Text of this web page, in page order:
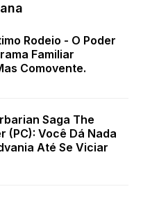
Rodeio - O Poder
Familiar
Comovente.
Saga The
(PC): Você Dá Nada
Até Se Viciar